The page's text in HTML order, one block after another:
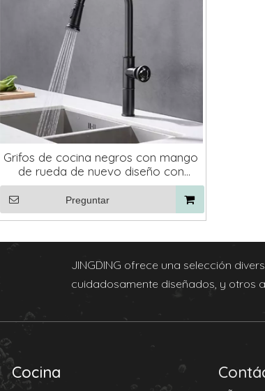
Grifos de cocina negros con mango
de rueda de nuevo diseño con
rociador desplegable
Preguntar
JINGDING ofrece una selección
cuidadosamente diseñados, y otros
Cocina